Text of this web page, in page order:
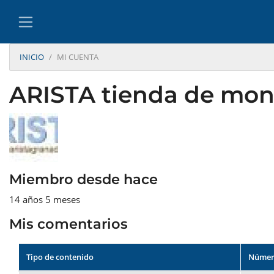
INICIO MI CUENTA
ARISTA tienda de
Miembro desde hace
14 años 5 meses
Mis comentarios
Tipo de contenido